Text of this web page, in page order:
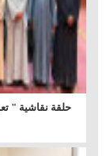
حلقة نقاشية "